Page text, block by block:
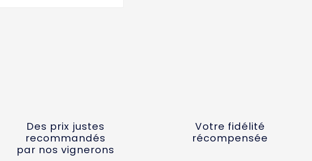
Des prix justes
recommandés
par nos vignerons
Votre fidélité
récompensée